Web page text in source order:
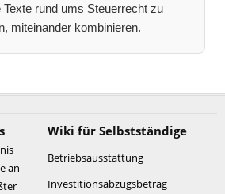
rund ums Steuerrecht zu
miteinander kombinieren.
an
Wiki für Selbstständige
Betriebsausstattung
Investitionsabzugsbetrag